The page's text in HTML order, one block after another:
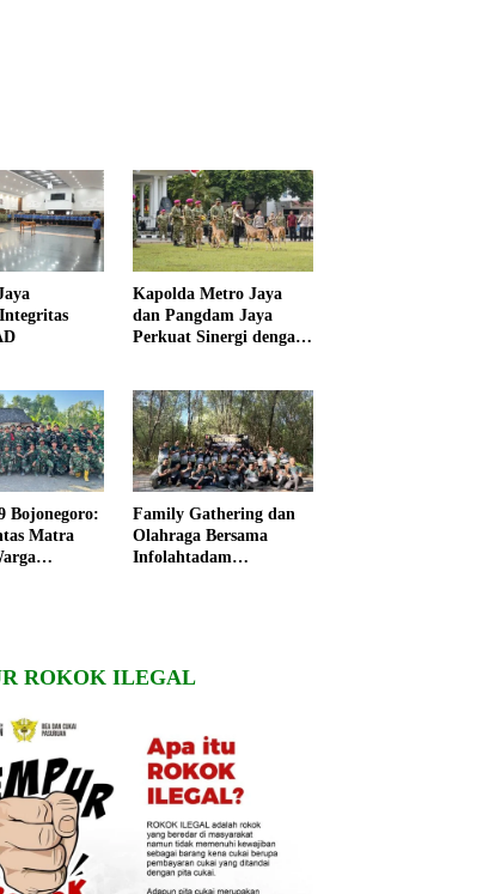
Kapolda Metro Jaya
dan Pangdam Jaya
Perkuat Sinergi dengan
Bojonegoro:
Matra
Family Gathering dan
Olahraga Bersama
Infolahtadam
ROKOK ILEGAL